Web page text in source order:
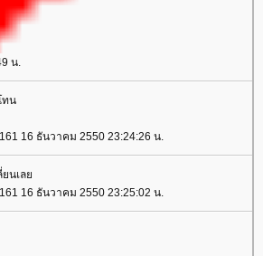
น.
ทน
16 ธันวาคม 2550 23:24:26 น.
ยนเล
16 ธันวาคม 2550 23:25:02 น.